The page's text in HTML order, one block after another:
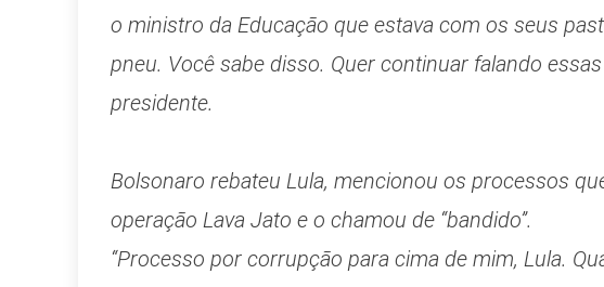
o ministro da Educação que estava com os seus
pneu. Você sabe disso. Quer continuar falando
presidente.
Bolsonaro rebateu Lula, mencionou os processos
operação Lava Jato e o chamou de “bandido”.
“Processo por corrupção para cima de mim, Lula.